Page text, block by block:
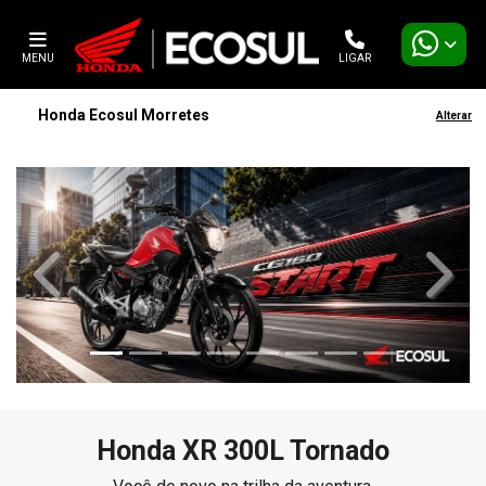
MENU LIGAR
Honda Ecosul Morretes Alterar
templates.template-
Honda XR 300L Tornado